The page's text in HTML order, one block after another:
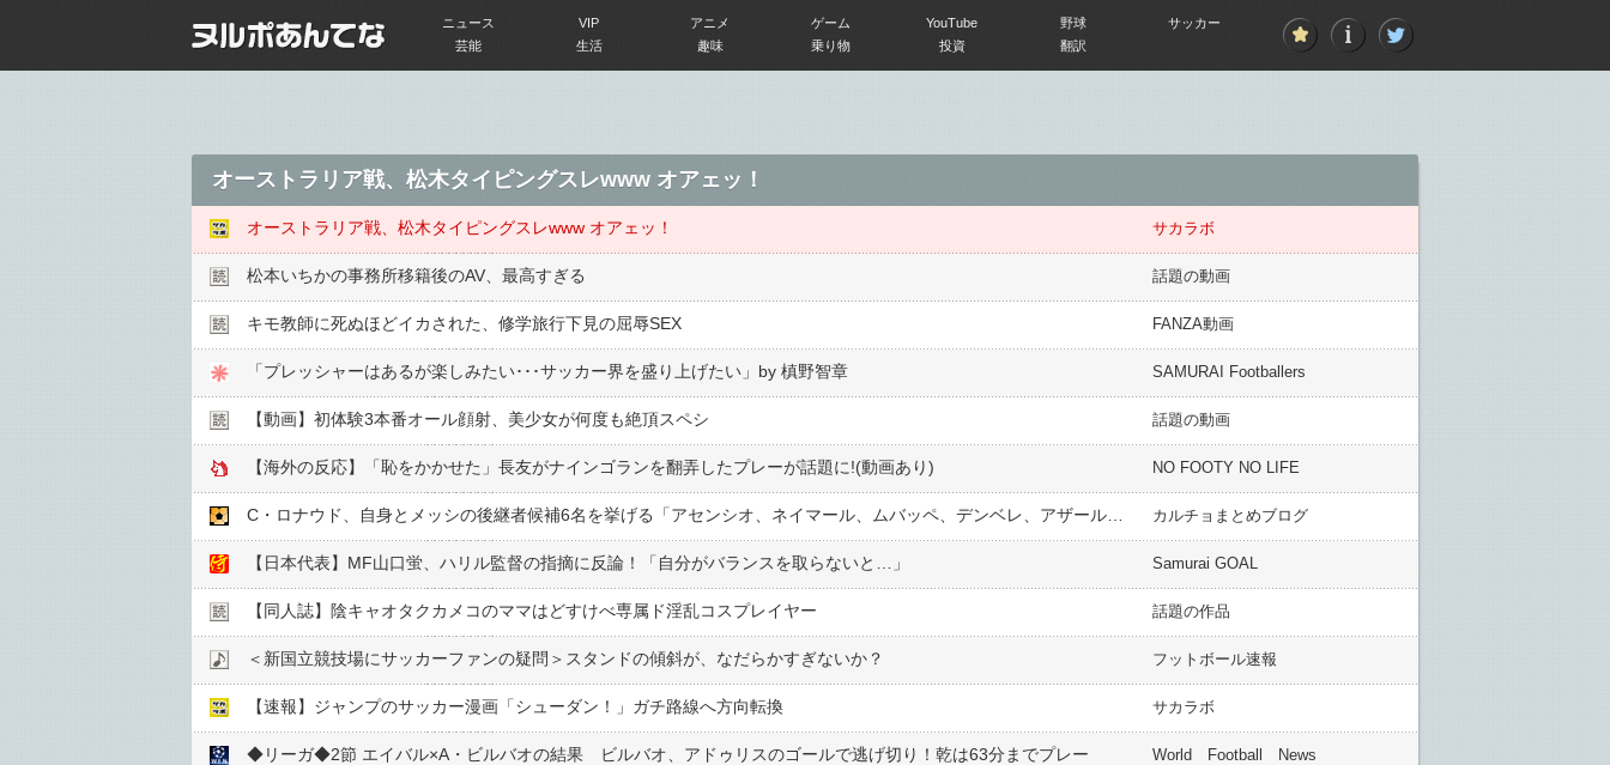
ニュース VIP アニメ ゲーム YouTube 野球
サッカー
芸能
生活 趣味 乗り物 投資 翻訳
オーストラリア戦、松木タイピングスレwww オアェッ！
オーストラリア戦、松木タイピングスレwww オアェッ！ サカラボ
松本いちかの事務所移籍後のAV、最高すぎる 話題の動画
キモ教師に死ぬほどイカされた、修学旅行下見の屈辱SEX FANZA動画
「プレッシャーはあるが楽しみたい･･･サッカー界を盛り上げたい」by 槙野智章 SAMURAI Footballers
【動画】初体験3本番オール顔射、美少女が何度も絶頂スペシ 話題の動画
【海外の反応】「恥をかかせた」長友がナインゴランを翻弄したプレーが話題に!(動画あり) NO FOOTY NO LIFE
カルチョまとめブログ
【日本代表】MF山口蛍、ハリル監督の指摘に反論！「自分がバランスを取らないと…」 Samurai GOAL
【同人誌】陰キャオタクカメコのママはどすけべ専属ド淫乱コスプレイヤー 話題の作品
＜新国立競技場にサッカーファンの疑問＞スタンドの傾斜が、なだらかすぎないか？ フットボール速報
【速報】ジャンプのサッカー漫画「シューダン！」ガチ路線へ方向転換 サカラボ
◆リーガ◆2節 エイバル×A・ビルバオの結果 ビルバオ、アドゥリスのゴールで逃げ切り！乾は63分までプレー World Football News